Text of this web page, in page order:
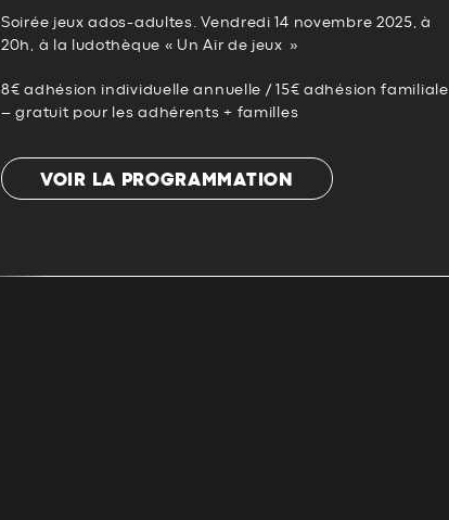
Soirée jeux ados-adultes. Vendredi 14 novembre 2025, à
20h, à la ludothèque « Un Air de jeux »
8€ adhésion individuelle annuelle / 15€ adhésion familiale
– gratuit pour les adhérents + familles
VOIR LA PROGRAMMATION